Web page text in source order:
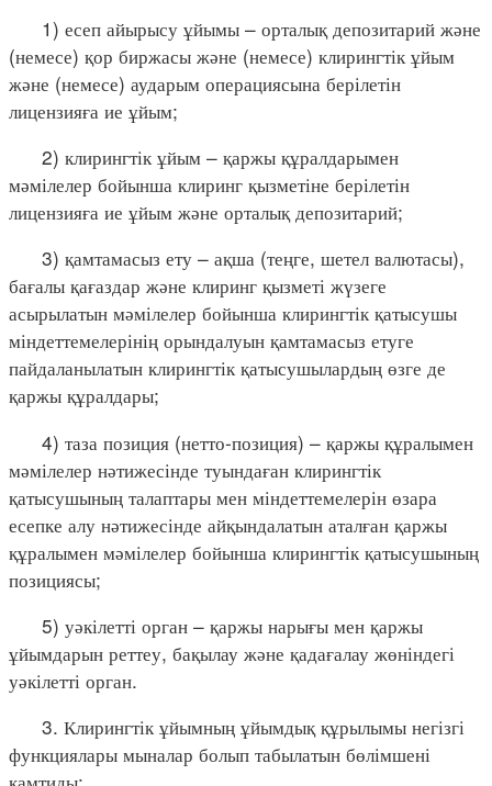
1) есеп айырысу ұйымы – орталық депозитарий және
(немесе) қор биржасы және (немесе) клирингтік ұйым
және (немесе) аударым операциясына берілетін
лицензияға ие ұйым;
2) клирингтік ұйым – қаржы құралдарымен
мәмілелер бойынша клиринг қызметіне берілетін
лицензияға ие ұйым және орталық депозитарий;
3) қамтамасыз ету – ақша (теңге, шетел валютасы),
бағалы қағаздар және клиринг қызметі жүзеге
асырылатын мәмілелер бойынша клирингтік қатысушы
міндеттемелерінің орындалуын қамтамасыз етуге
пайдаланылатын клирингтік қатысушылардың өзге де
қаржы құралдары;
4) таза позиция (нетто-позиция) – қаржы құралымен
мәмілелер нәтижесінде туындаған клирингтік
қатысушының талаптары мен міндеттемелерін өзара
есепке алу нәтижесінде айқындалатын аталған қаржы
құралымен мәмілелер бойынша клирингтік қатысушының
позициясы;
5) уәкілетті орган – қаржы нарығы мен қаржы
ұйымдарын реттеу, бақылау және қадағалау жөніндегі
уәкілетті орган.
3. Клирингтік ұйымның ұйымдық құрылымы негізгі
функциялары мыналар болып табылатын бөлімшені